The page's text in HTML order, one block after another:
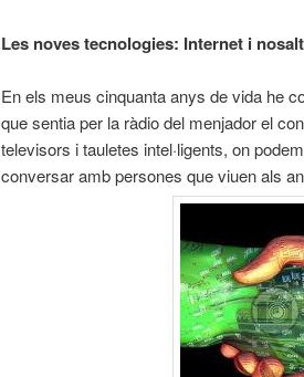
Les noves tecnologies: Internet i
En els meus cinquanta anys de vida he
que sentia per la ràdio del menjador el
televisors i tauletes intel·ligents, on
conversar amb persones que viuen als